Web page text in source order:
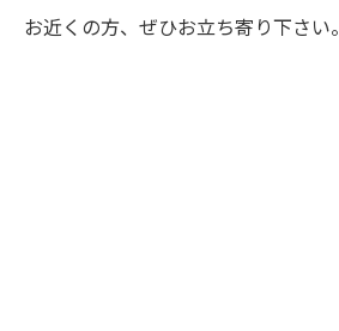
お近くの方、ぜひお立ち寄り下さい。